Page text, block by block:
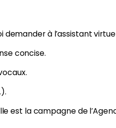
à l’assistant
concise.
la campagne de